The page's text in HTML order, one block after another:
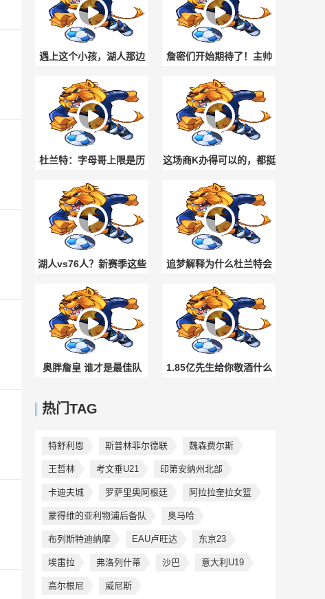
遇上这个小孩，湖人那边
怎么报价？😎
詹密们开始期待了！主帅
纳斯称恩比德这个夏天状
态很好！
杜兰特：字母哥上限是历
史最强球员 我确实喜欢看
他打球
这场商K办得可以的，都挺
尽兴呢！😏
湖人vs76人？新赛季这些
焦点对决 吧最期待什么剧
情？
追梦解释为什么杜兰特会
认为76人强于宇宙勇：典
型的得分相加
奥胖詹皇 谁才是最佳队
我已经出人头
1.85亿先生给你敬酒什么
热门TAG
特舒利恩 斯普林菲尔德联 魏森费尔斯
王哲林 考文垂U21 印第安纳州北部
卡迪夫城 罗萨里奥阿根廷 阿拉拉奎拉女篮
蒙得维的亚利物浦后备队 奥马哈
布列斯特迪纳摩 EAU卢旺达 东京23
埃雷拉 弗洛列什蒂 沙巴 意大利U19
高尔根尼 威尼斯